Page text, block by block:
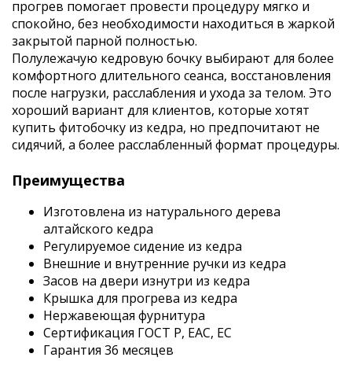
прогрев помогает провести процедуру мягко и
спокойно, без необходимости находиться в жаркой
закрытой парной полностью.
Полулежачую кедровую бочку выбирают для более
комфортного длительного сеанса, восстановления
после нагрузки, расслабления и ухода за телом. Это
хороший вариант для клиентов, которые хотят
купить фитобочку из кедра, но предпочитают не
сидячий, а более расслабленный формат процедуры.
Преимущества
Изготовлена из натурального дерева
алтайского кедра
Регулируемое сидение из кедра
Внешние и внутренние ручки из кедра
Засов на двери изнутри из кедра
Крышка для прогрева из кедра
Нержавеющая фурнитура
Сертификация ГОСТ Р, EAC, EC
Гарантия 36 месяцев